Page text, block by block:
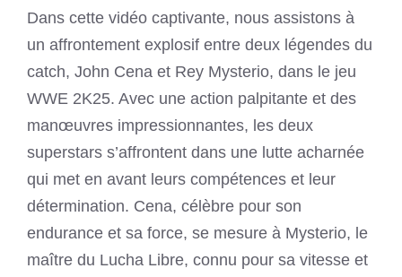
Dans cette vidéo captivante, nous assistons à
un affrontement explosif entre deux légendes du
catch, John Cena et Rey Mysterio, dans le jeu
WWE 2K25. Avec une action palpitante et des
manœuvres impressionnantes, les deux
superstars s’affrontent dans une lutte acharnée
qui met en avant leurs compétences et leur
détermination. Cena, célèbre pour son
endurance et sa force, se mesure à Mysterio, le
maître du Lucha Libre, connu pour sa vitesse et